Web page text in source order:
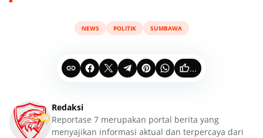
NEWS POLITIK SUMBAWA
...
Redaksi
Reportase 7 merupakan portal berita yang
menyajikan informasi aktual dan terpercaya dari